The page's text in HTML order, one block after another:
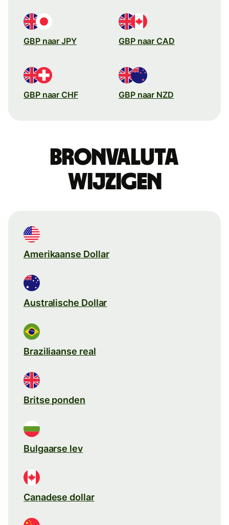
GBP naar JPY GBP naar CAD
GBP naar CHF GBP naar NZD
Bronvaluta
wijzigen
Amerikaanse Dollar
Australische Dollar
Braziliaanse real
Britse ponden
Bulgaarse lev
Canadese dollar